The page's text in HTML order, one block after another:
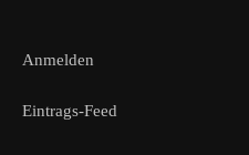
Anmelden
Eintrags-Feed